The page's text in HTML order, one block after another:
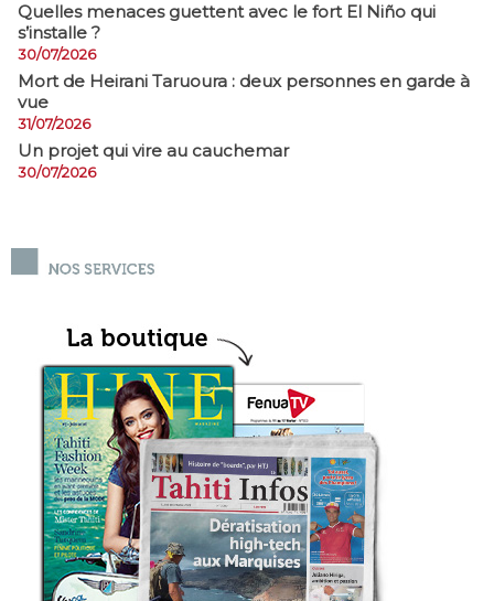
Quelles menaces guettent avec le fort El Niño qui
s’installe ?
30/07/2026
Mort de Heirani Taruoura : deux personnes en garde à
vue
31/07/2026
Un projet qui vire au cauchemar
30/07/2026